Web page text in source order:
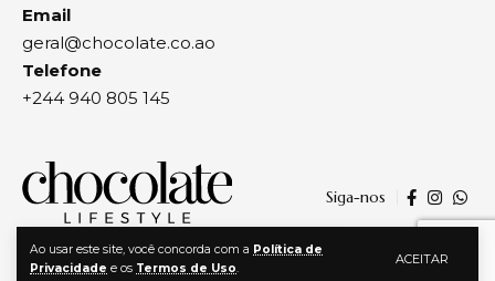
Ao usar este site, você concorda com a Política de
Privacidade e os Termos de Uso.
ACEITAR
Email
geral@chocolate.co.ao
Telefone
+244 940 805 145
Siga-nos
© 2024, Chocolate | Todos os direitos reservados | By